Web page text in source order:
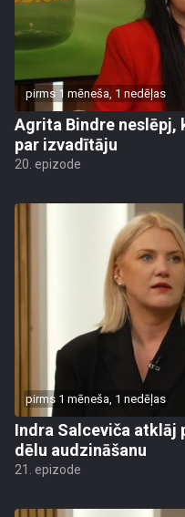
pirms 1 mēneša, 1 nedēļas
Agrita Bindre neslēpj,
par izvadītāju
20. epizode
pirms 1 mēneša, 1 nedēļas
Indra Salceviča atklāj
dēlu audzināšanu
21. epizode